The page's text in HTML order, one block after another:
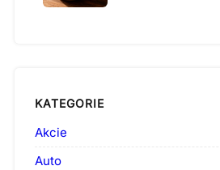
KATEGORIE
Akcie
Auto